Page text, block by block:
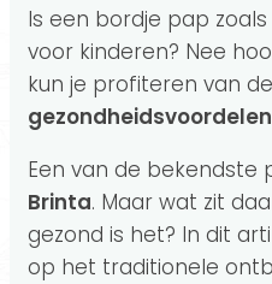
Is een bordje pap
voor kinderen? Nee
kun je profiteren van de
Een van de bekendste
Brinta. Maar wat zit
gezond is het? In dit
op het traditionele